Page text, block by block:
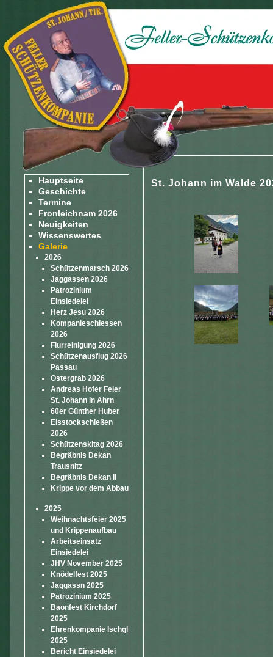
Hauptseite
Geschichte
Termine
Fronleichnam 2026
Neuigkeiten
Wissenswertes
Galerie
2026
Schützenmarsch 2026
Jaggassen 2026
Patrozinium
Einsiedelei
Herz Jesu 2026
Kompanieschiessen
2026
Flurreinigung 2026
Schützenausflug 2026
Passau
Ostergrab 2026
Andreas Hofer Feier
St. Johann in Ahrn
60er Günther Huber
Eisstockschießen
2026
Schützenskitag 2026
Begräbnis Dekan
Trausnitz
Begräbnis Dekan II
Krippe vor dem Abbau
2025
Weihnachtsfeier 2025
und Krippenaufbau
Arbeitseinsatz
Einsiedelei
JHV November 2025
Knödelfest 2025
Jaggassn 2025
Patrozinium 2025
Baonfest Kirchdorf
2025
Ehrenkompanie Ischgl
2025
Bericht Einsiedelei
St. Johann im Walde